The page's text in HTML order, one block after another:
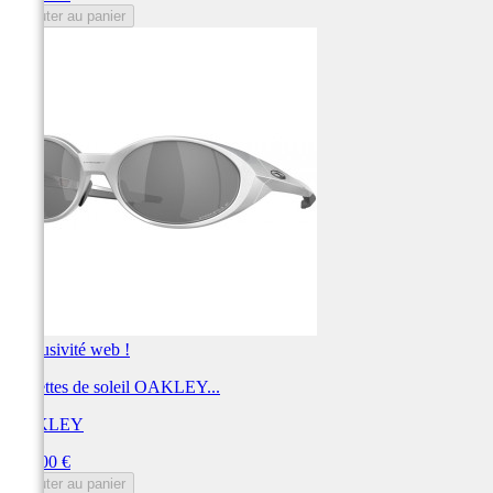
Ajouter au panier
Exclusivité web !
Lunettes de soleil OAKLEY...
OAKLEY
222,00 €
Ajouter au panier